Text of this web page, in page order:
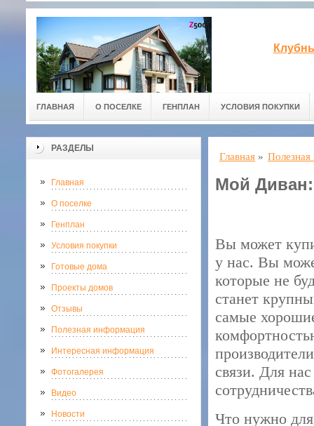
ГЛАВНАЯ О ПОСЕЛКЕ ГЕНПЛАН УСЛОВИЯ ПОКУПКИ
РАЗДЕЛЫ
Главная
О поселке
Генплан
Условия покупки
Готовые дома
Проекты домов
Отзывы
Полезная информация
Интересная информация
Фотогалерея
Видео
Новости
Главная »
Мой
Вы может
у нас. Вы
которые не
станет
самые
связи. Для
Что нужно